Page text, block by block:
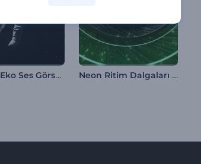
Gizemli Eko Ses Görselleştirici Neon Ritim Dalgaları Görselleştirici